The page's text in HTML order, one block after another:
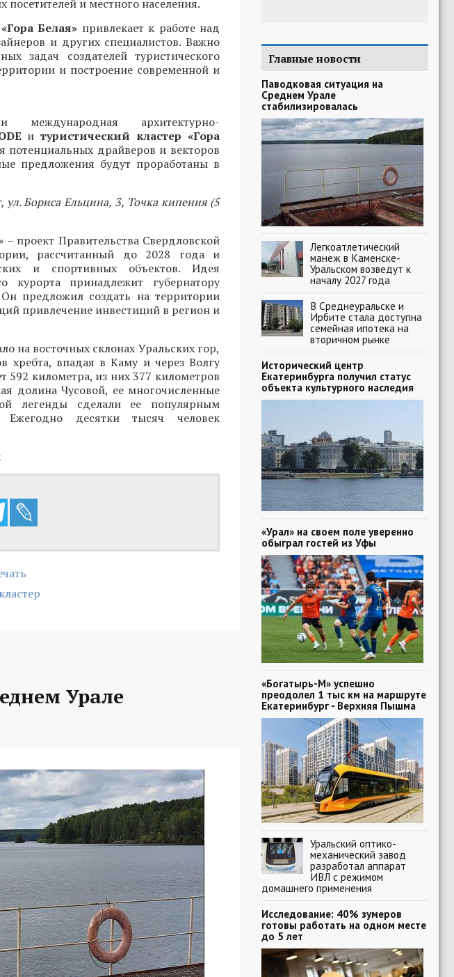
и местного населения.
Белая» привлекает к работе над
и других специалистов. Важно
задач создателей туристического
и построение современной и
международная архитектурно-
итуристический кластер «Гора
потенциальных драйверов и векторов
предложения будут проработаны в
ул. Бориса Ельцина, 3, Точка кипения (5
проект Правительства Свердловской
рассчитанный до 2028 года и
и спортивных объектов. Идея
курорта принадлежит губернатору
предложил создать на территории
привлечение инвестиций в регион и
на восточных склонах Уральских гор,
хребта, впадая в Каму и через Волгу
592 километра, из них 377 километров
долина Чусовой, ее многочисленные
легенды сделали ее популярным
Ежегодно десятки тысяч человек
Урале
Главные новости
Паводковая ситуация на
Среднем Урале
стабилизировалась
Легкоатлетический
манеж в Каменске-
Уральском возведут к
началу 2027 года
В Среднеуральске и
Ирбите стала доступна
семейная ипотека на
вторичном рынке
Исторический центр
Екатеринбурга получил статус
объекта культурного наследия
«Урал» на своем поле уверенно
обыграл гостей из Уфы
«Богатырь-М» успешно
преодолел 1 тыс км на маршруте
Екатеринбург - Верхняя Пышма
Уральский оптико-
механический завод
разработал аппарат
ИВЛ с режимом
домашнего применения
Исследование: 40% зумеров
готовы работать на одном месте
до 5 лет